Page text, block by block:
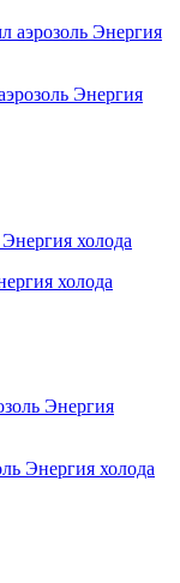
Энергия
холода
Энергия холода